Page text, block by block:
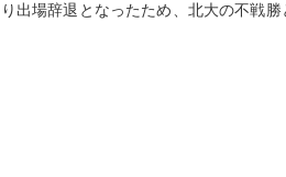
出場辞退となったため、北大の不戦勝